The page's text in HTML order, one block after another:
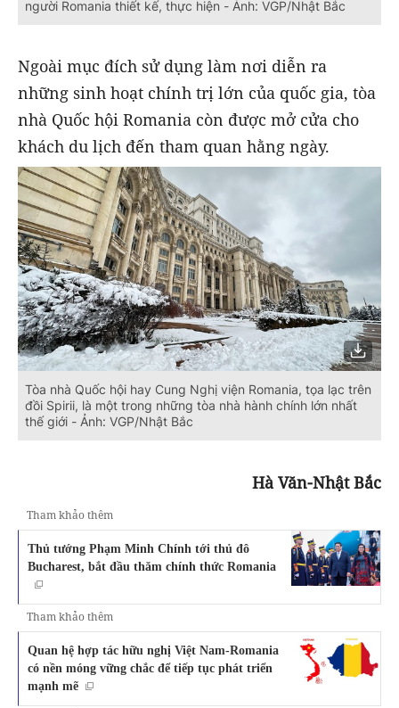
người Romania thiết kế, thực hiện - Ảnh: VGP/Nhật Bắc
Ngoài mục đích sử dụng làm nơi diễn ra
những sinh hoạt chính trị lớn của quốc gia, tòa
nhà Quốc hội Romania còn được mở cửa cho
khách du lịch đến tham quan hằng ngày.
Tòa nhà Quốc hội hay Cung Nghị viện Romania, tọa lạc trên
đồi Spirii, là một trong những tòa nhà hành chính lớn nhất
thế giới - Ảnh: VGP/Nhật Bắc
Hà Văn-Nhật Bắc
Tham khảo thêm
Thủ tướng Phạm Minh Chính tới thủ đô
Bucharest, bắt đầu thăm chính thức Romania
Tham khảo thêm
Quan hệ hợp tác hữu nghị Việt Nam-Romania
có nền móng vững chắc để tiếp tục phát triển
mạnh mẽ